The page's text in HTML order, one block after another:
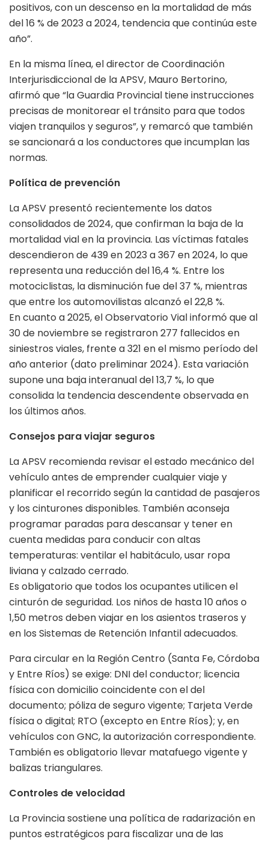
positivos, con un descenso en la mortalidad de más
del 16 % de 2023 a 2024, tendencia que continúa este
año”.
En la misma línea, el director de Coordinación
Interjurisdiccional de la APSV, Mauro Bertorino,
afirmó que “la Guardia Provincial tiene instrucciones
precisas de monitorear el tránsito para que todos
viajen tranquilos y seguros”, y remarcó que también
se sancionará a los conductores que incumplan las
normas.
Política de prevención
La APSV presentó recientemente los datos
consolidados de 2024, que confirman la baja de la
mortalidad vial en la provincia. Las víctimas fatales
descendieron de 439 en 2023 a 367 en 2024, lo que
representa una reducción del 16,4 %. Entre los
motociclistas, la disminución fue del 37 %, mientras
que entre los automovilistas alcanzó el 22,8 %.
En cuanto a 2025, el Observatorio Vial informó que al
30 de noviembre se registraron 277 fallecidos en
siniestros viales, frente a 321 en el mismo período del
año anterior (dato preliminar 2024). Esta variación
supone una baja interanual del 13,7 %, lo que
consolida la tendencia descendente observada en
los últimos años.
Consejos para viajar seguros
La APSV recomienda revisar el estado mecánico del
vehículo antes de emprender cualquier viaje y
planificar el recorrido según la cantidad de pasajeros
y los cinturones disponibles. También aconseja
programar paradas para descansar y tener en
cuenta medidas para conducir con altas
temperaturas: ventilar el habitáculo, usar ropa
liviana y calzado cerrado.
Es obligatorio que todos los ocupantes utilicen el
cinturón de seguridad. Los niños de hasta 10 años o
1,50 metros deben viajar en los asientos traseros y
en los Sistemas de Retención Infantil adecuados.
Para circular en la Región Centro (Santa Fe, Córdoba
y Entre Ríos) se exige: DNI del conductor; licencia
física con domicilio coincidente con el del
documento; póliza de seguro vigente; Tarjeta Verde
física o digital; RTO (excepto en Entre Ríos); y, en
vehículos con GNC, la autorización correspondiente.
También es obligatorio llevar matafuego vigente y
balizas triangulares.
Controles de velocidad
La Provincia sostiene una política de radarización en
puntos estratégicos para fiscalizar una de las